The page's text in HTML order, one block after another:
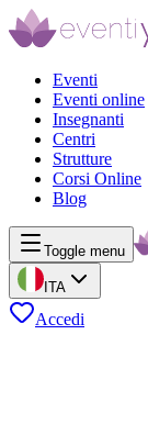
Eventi
Eventi online
Insegnanti
Centri
Strutture
Corsi Online
Blog
Toggle menu
ITA
Accedi